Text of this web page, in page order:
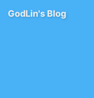
GodLin's Blog